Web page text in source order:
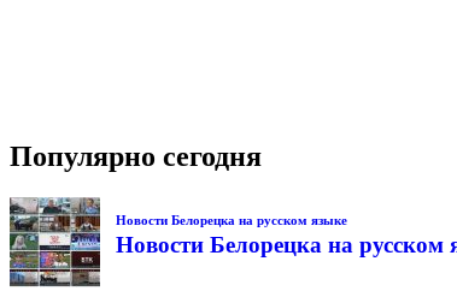
Популярно сегодня
Новости Белорецка на русском языке
Новости Белорецка на русском